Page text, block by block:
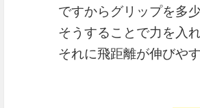
ですからグリップを多
そうすることで力を入
それに飛距離が伸びや